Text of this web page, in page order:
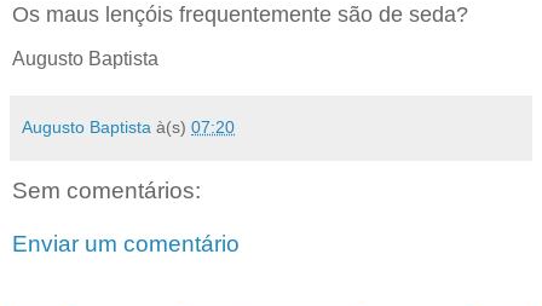
Os maus lençóis frequentemente são de seda?
Augusto Baptista
Augusto Baptista à(s) 07:20
Sem comentários:
Enviar um comentário